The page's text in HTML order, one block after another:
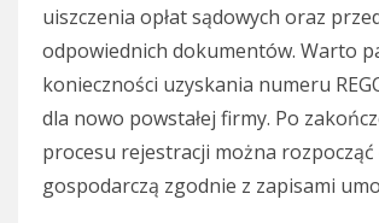
uiszczenia opłat sądowych oraz
odpowiednich dokumentów. Warto
konieczności uzyskania numeru
dla nowo powstałej firmy. Po
procesu rejestracji można rozpocząć
gospodarczą zgodnie z zapisami